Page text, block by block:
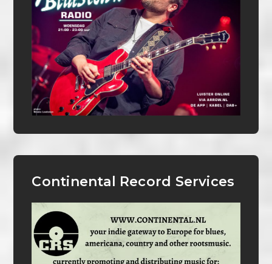
Continental Record Services